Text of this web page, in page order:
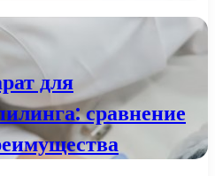
для
сравнение